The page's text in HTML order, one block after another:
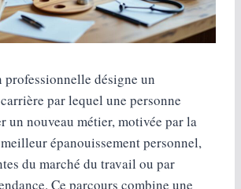
professionnelle désigne un
par lequel une personne
un nouveau métier, motivée par la
épanouissement personnel,
du marché du travail ou par
Ce parcours combine une